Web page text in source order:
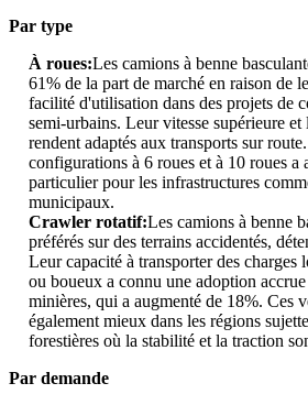
Par type
À roues:Les camions à benne
61% de la part de marché en raison de
facilité d'utilisation dans des projets de
semi-urbains. Leur vitesse supérieure
rendent adaptés aux transports sur
configurations à 6 roues et à 10 roues a
particulier pour les infrastructures
municipaux.
Crawler rotatif:Les camions à benne
préférés sur des terrains accidentés,
Leur capacité à transporter des charges
ou boueux a connu une adoption
minières, qui a augmenté de 18%. Ces
également mieux dans les régions
forestières où la stabilité et la traction
Par demande